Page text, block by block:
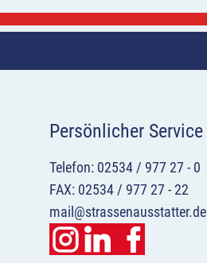
Persönlicher Service
Telefon: 02534 / 977 27 - 0
FAX: 02534 / 977 27 - 22
mail@strassenausstatter.de